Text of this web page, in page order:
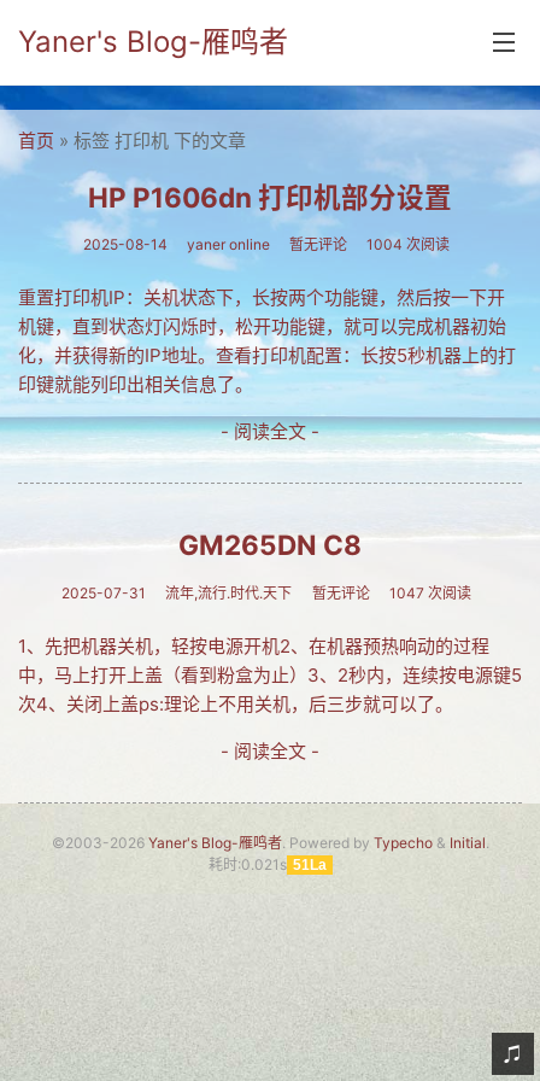
Yaner's Blog-雁鸣者
分类
yaner online
毕业留言册
流年
五笔难啊
流行.时代.天下
Nav
归档
留言
首页 » 标签 打印机 下的文章
HP P1606dn 打印机部分设置
2025-08-14 yaner online 暂无评论 1004 次阅读
重置打印机IP：关机状态下，长按两个功能键，然后按一下开
机键，直到状态灯闪烁时，松开功能键，就可以完成机器初始
化，并获得新的IP地址。查看打印机配置：长按5秒机器上的打
印键就能列印出相关信息了。
- 阅读全文 -
GM265DN C8
2025-07-31 流年,流行.时代.天下 暂无评论 1047 次阅读
1、先把机器关机，轻按电源开机2、在机器预热响动的过程
中，马上打开上盖（看到粉盒为止）3、2秒内，连续按电源键5
次4、关闭上盖ps:理论上不用关机，后三步就可以了。
- 阅读全文 -
©2003-2026 Yaner's Blog-雁鸣者. Powered by Typecho& Initial.
耗时:0.021s 51La